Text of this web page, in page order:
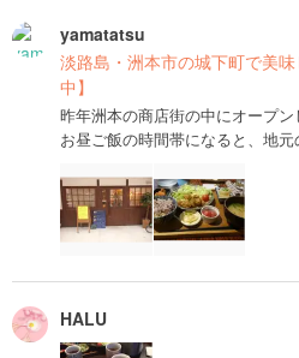
yamatatsu
淡路島・洲本市の城下町で美
中】
昨年洲本の商店街の中にオープン
お昼ご飯の時間帯になると、地
HALU